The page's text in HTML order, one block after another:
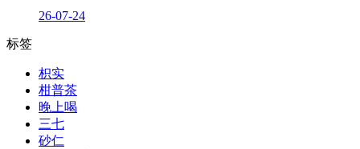
26-07-24
标签
枳实
柑普茶
晚上喝
三七
砂仁